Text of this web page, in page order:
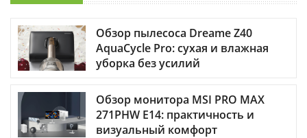
Обзор пылесоса Dreame Z40
AquaCycle Pro: сухая и влажная
уборка без усилий
Обзор монитора MSI PRO MAX
271PHW E14: практичность и
визуальный комфорт